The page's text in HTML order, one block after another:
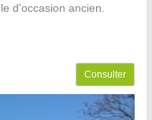
d'occasion ancien.
Consulter